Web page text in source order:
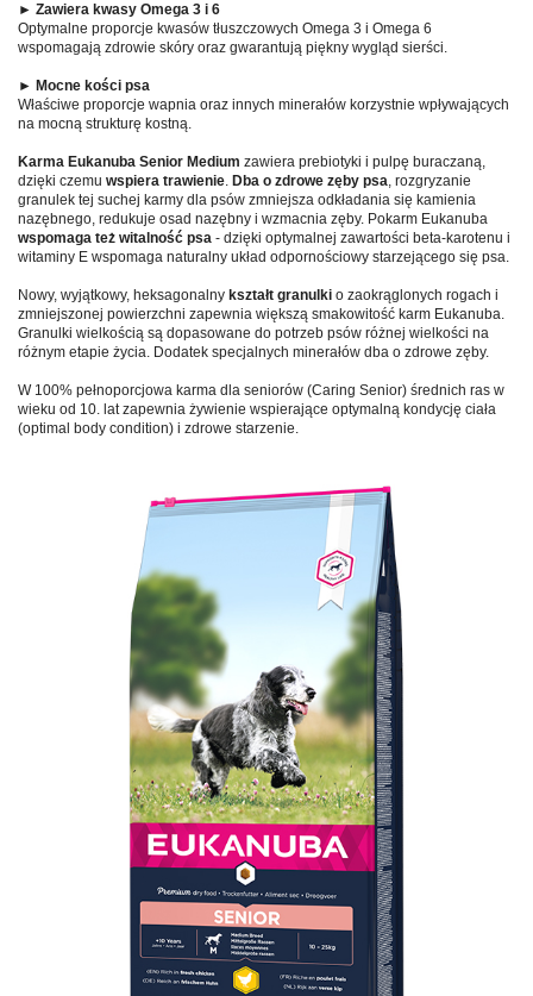
► Zawiera kwasy Omega 3 i 6
Optymalne proporcje kwasów tłuszczowych Omega 3 i Omega 6
wspomagają zdrowie skóry oraz gwarantują piękny wygląd sierści.
► Mocne kości psa
Właściwe proporcje wapnia oraz innych minerałów korzystnie wpływających
na mocną strukturę kostną.
Karma Eukanuba Senior Medium zawiera prebiotyki i pulpę buraczaną,
dzięki czemu wspiera trawienie. Dba o zdrowe zęby psa, rozgryzanie
granulek tej suchej karmy dla psów zmniejsza odkładania się kamienia
nazębnego, redukuje osad nazębny i wzmacnia zęby. Pokarm Eukanuba
wspomaga też witalność psa - dzięki optymalnej zawartości beta-karotenu i
witaminy E wspomaga naturalny układ odpornościowy starzejącego się psa.
Nowy, wyjątkowy, heksagonalny kształt granulki o zaokrąglonych rogach i
zmniejszonej powierzchni zapewnia większą smakowitość karm Eukanuba.
Granulki wielkością są dopasowane do potrzeb psów różnej wielkości na
różnym etapie życia. Dodatek specjalnych minerałów dba o zdrowe zęby.
W 100% pełnoporcjowa karma dla seniorów (Caring Senior) średnich ras w
wieku od 10. lat zapewnia żywienie wspierające optymalną kondycję ciała
(optimal body condition) i zdrowe starzenie.